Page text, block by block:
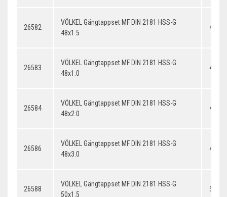
26582
VÖLKEL Gängtappset MF DIN 2181 HSS-G
48x1.5
26583
VÖLKEL Gängtappset MF DIN 2181 HSS-G
48x1.0
26584
VÖLKEL Gängtappset MF DIN 2181 HSS-G
48x2.0
26586
VÖLKEL Gängtappset MF DIN 2181 HSS-G
48x3.0
26588
VÖLKEL Gängtappset MF DIN 2181 HSS-G
50x1.5